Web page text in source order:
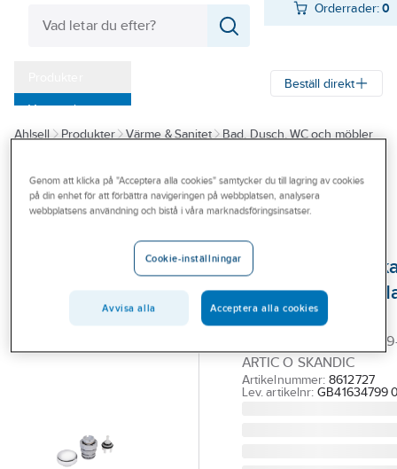
Orderrader:0
Varumärken
Kampanjer
Branscher
Beställ direkt
Ahlsell Produkter Värme & Sanitet
Bad, Dusch, WC och möbler
Reservdelar blandare
Reservdelar Gustavsberg termostatblandare
Omkastare
Nordic/Nautic/
för
Gustavsberg
OMKASTARE VA
ARTIC O SKANDIC
Artikelnummer: 8612727
Lev. artikelnr: GB41634799
Genom att klicka på "Acceptera alla cookies" samtycker du till lagring av cookies
på din enhet för att förbättra navigeringen på webbplatsen, analysera
webbplatsens användning och bistå i våra marknadsföringsinsatser.
Cookie-inställningar
Avvisa alla Acceptera alla cookies